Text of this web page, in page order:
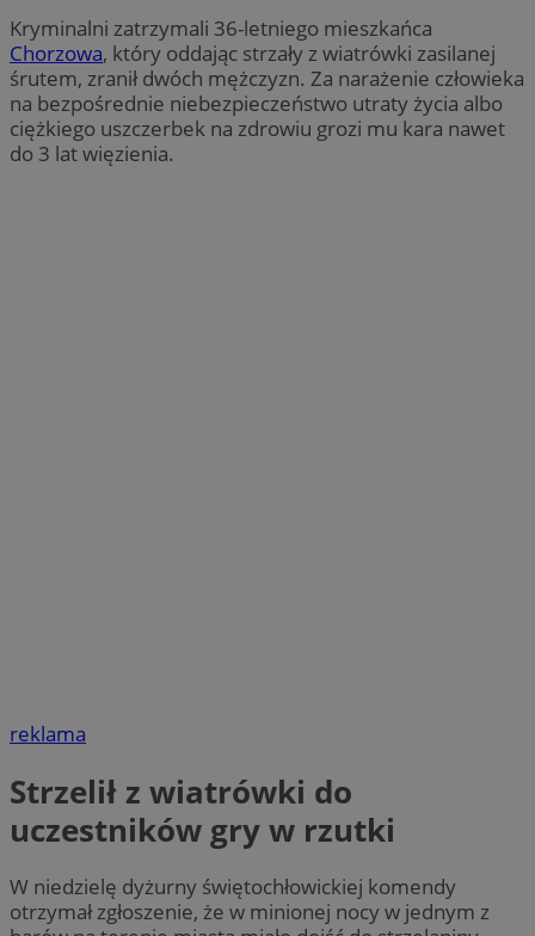
Kryminalni zatrzymali 36-letniego mieszkańca
Chorzowa, który oddając strzały z wiatrówki zasilanej
śrutem, zranił dwóch mężczyzn. Za narażenie człowieka
na bezpośrednie niebezpieczeństwo utraty życia albo
ciężkiego uszczerbek na zdrowiu grozi mu kara nawet
do 3 lat więzienia.
reklama
Strzelił z wiatrówki do
uczestników gry w rzutki
W niedzielę dyżurny świętochłowickiej komendy
otrzymał zgłoszenie, że w minionej nocy w jednym z